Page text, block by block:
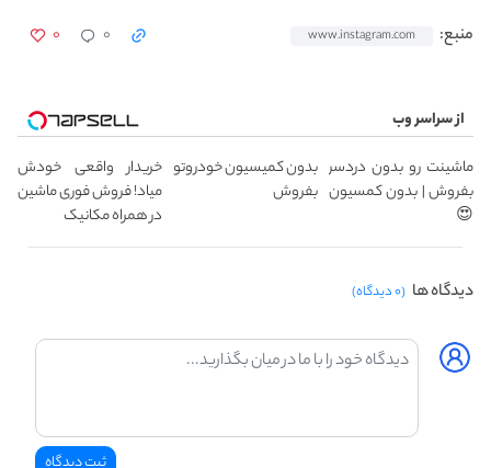
منبع: www.instagram.com ۰ ۰
از سراسر وب
ماشینت رو بدون دردسر
بفروش | بدون کمسیون
😍
بدون کمیسیون خودروتو
بفروش
خریدار واقعی خودش
میاد! فروش فوری ماشین
در همراه مکانیک
دیدگاه ها (۰ دیدگاه)